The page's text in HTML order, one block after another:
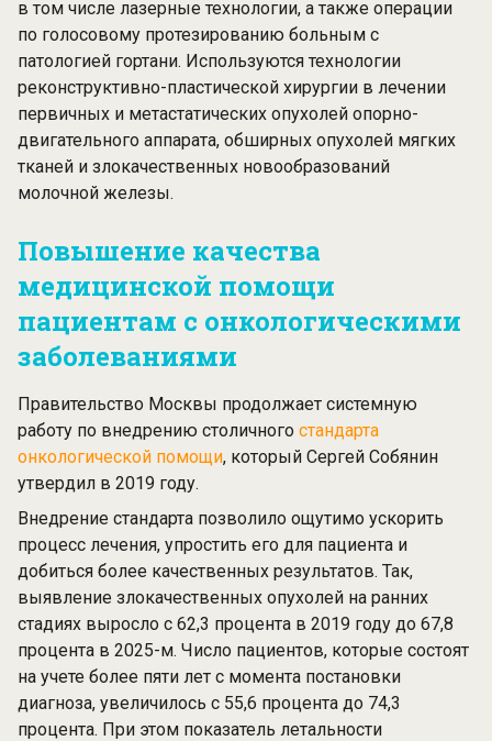
в том числе лазерные технологии, а также операции
по голосовому протезированию больным с
патологией гортани. Используются технологии
реконструктивно-пластической хирургии в лечении
первичных и метастатических опухолей опорно-
двигательного аппарата, обширных опухолей мягких
тканей и злокачественных новообразований
молочной железы.
Повышение качества
медицинской помощи
пациентам с онкологическими
заболеваниями
Правительство Москвы продолжает системную
работу по внедрению столичного стандарта
онкологической помощи, который Сергей Собянин
утвердил в 2019 году.
Внедрение стандарта позволило ощутимо ускорить
процесс лечения, упростить его для пациента и
добиться более качественных результатов. Так,
выявление злокачественных опухолей на ранних
стадиях выросло с 62,3 процента в 2019 году до 67,8
процента в 2025-м. Число пациентов, которые состоят
на учете более пяти лет с момента постановки
диагноза, увеличилось с 55,6 процента до 74,3
процента. При этом показатель летальности